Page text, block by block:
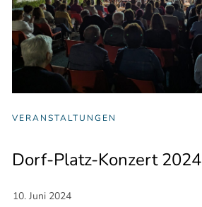
VERANSTALTUNGEN
Dorf-Platz-Konzert 2024